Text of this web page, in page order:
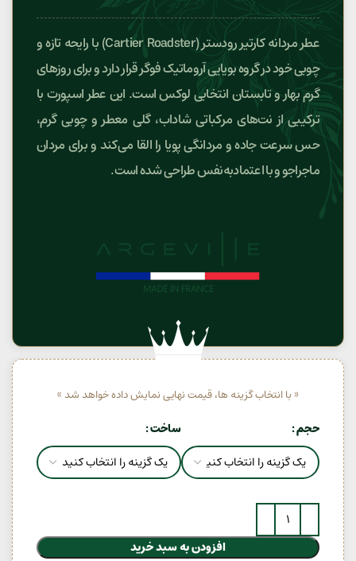
عطر مردانه کارتیر رودستر (Cartier Roadster) با رایحه تازه و
چوبی خود در گروه بویایی آروماتیک فوگر قرار دارد و برای روزهای
گرم بهار و تابستان انتخابی لوکس است. این عطر اسپورت با
ترکیبی از نت‌های مرکباتی شاداب، گلی معطر و چوبی گرم،
حس سرعت جاده و مردانگی پویا را القا می‌کند و برای مردان
ماجراجو و با اعتمادبه‌نفس طراحی شده است.
« با انتخاب گزینه ها، قیمت نهایی نمایش داده خواهد شد »
حجم ساخت
افزودن به سبد خرید